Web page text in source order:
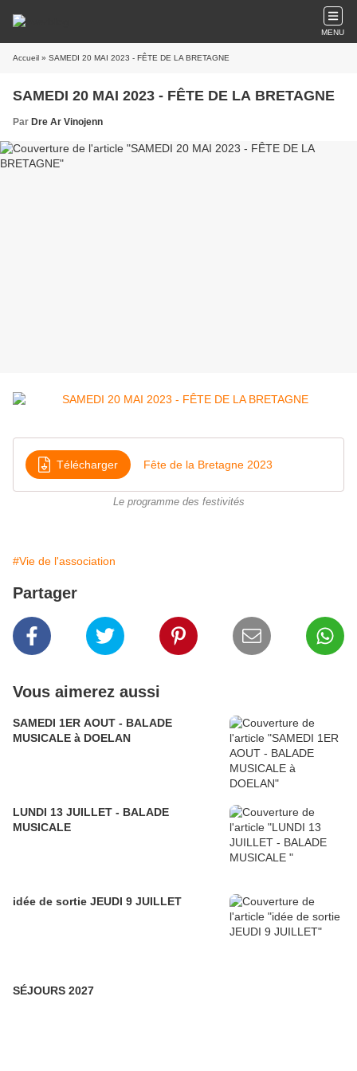
MENU
Accueil » SAMEDI 20 MAI 2023 - FÊTE DE LA BRETAGNE
SAMEDI 20 MAI 2023 - FÊTE DE LA BRETAGNE
Par Dre Ar Vinojenn
Télécharger Fête de la Bretagne 2023
Le programme des festivités
#Vie de l'association
Partager
Vous aimerez aussi
SAMEDI 1ER AOUT - BALADE
MUSICALE à DOELAN
LUNDI 13 JUILLET - BALADE
MUSICALE
idée de sortie JEUDI 9 JUILLET
SÉJOURS 2027